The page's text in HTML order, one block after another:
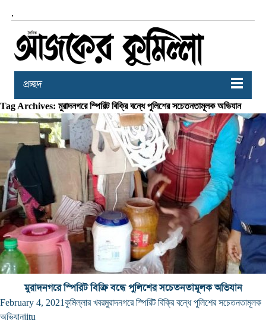
,
প্রচ্ছদ
Tag Archives: মুরাদনগরে স্পিরিট বিক্রি বন্ধে পুলিশের সচেতনতামূলক অভিযান
মুরাদনগরে স্পিরিট বিক্রি বন্ধে পুলিশের সচেতনতামূলক অভিযান
February 4, 2021কুমিল্লার খবরমুরাদনগরে স্পিরিট বিক্রি বন্ধে পুলিশের সচেতনতামূলক
অভিযানjitu